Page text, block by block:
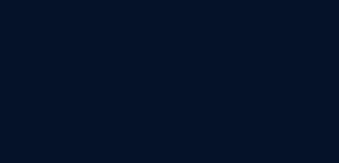
مهمتنا هي تمكين الشركات من النجاح في سوق